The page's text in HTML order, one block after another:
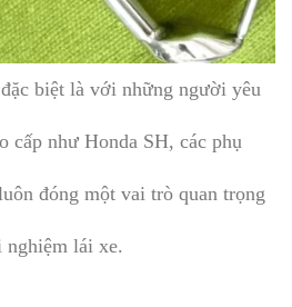
biệt là với những người yêu
cấp như Honda SH, các phụ
đóng một vai trò quan trọng
nghiệm lái xe.